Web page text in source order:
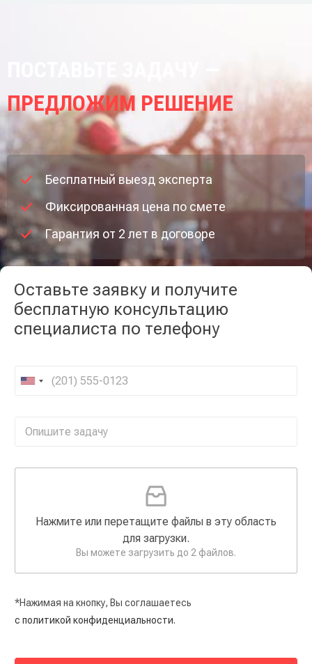
ПРЕДЛОЖИМ РЕШЕНИЕ
Бесплатный выезд эксперта
Фиксированная цена по смете
Гарантия от 2 лет в договоре
Оставьте заявку и получите
бесплатную консультацию
специалиста по телефону
Нажмите или перетащите файлы в эту область
для загрузки.
Вы можете загрузить до 2 файлов.
*Нажимая на кнопку, Вы соглашаетесь
с политикой конфиденциальности.